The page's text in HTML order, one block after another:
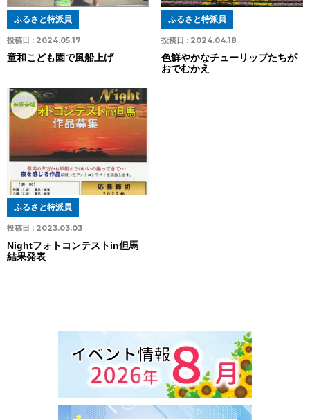
投稿日 : 2024.05.17
ふるさと特派員
童和こども園で風船上げ
投稿日 : 2024.04.18
ふるさと特派員
色鮮やかなチューリップたちが
おでむかえ
但馬全域
投稿日 : 2023.03.03
ふるさと特派員
Nightフォトコンテストin但馬
結果発表